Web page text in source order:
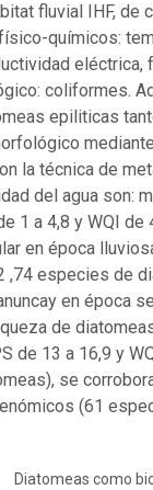
fluvial IHF, de
químicos:
eléctrica,
coliformes.
epiliticas
la técnica de
del agua son:
1 a 4,8 y WQI
en época
,74 especies de
en época
de
de 13 a 16,9 y
se
(61
Diatomeas como